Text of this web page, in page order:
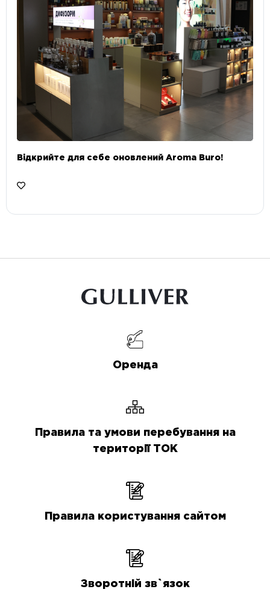
Відкрийте для себе оновлений Aroma Buro! ⠀
Оренда
Правила та умови перебування на
території ТОК
Правила користування сайтом
Зворотній зв`язок